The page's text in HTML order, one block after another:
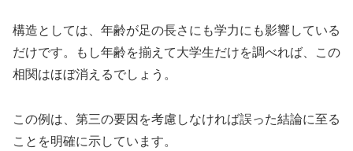
構造としては、年齢が足の長さにも学力にも影響している
だけです。もし年齢を揃えて大学生だけを調べれば、この
相関はほぼ消えるでしょう。
この例は、第三の要因を考慮しなければ誤った結論に至る
ことを明確に示しています。